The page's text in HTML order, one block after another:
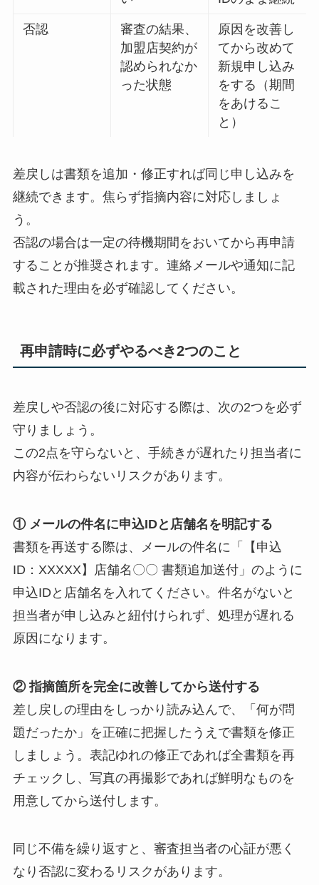
否認
審査の結果、
加盟店契約が
認められなか
った状態
原因を改善し
てから改めて
新規申し込み
をする（期間
をあけるこ
と）
差戻しは書類を追加・修正すれば同じ申し込みを
継続できます。焦らず指摘内容に対応しましょ
う。
否認の場合は一定の待機期間をおいてから再申請
することが推奨されます。連絡メールや通知に記
載された理由を必ず確認してください。
再申請時に必ずやるべき2つのこと
差戻しや否認の後に対応する際は、次の2つを必ず
守りましょう。
この2点を守らないと、手続きが遅れたり担当者に
内容が伝わらないリスクがあります。
① メールの件名に申込IDと店舗名を明記する
書類を再送する際は、メールの件名に「【申込
ID：XXXXX】店舗名〇〇 書類追加送付」のように
申込IDと店舗名を入れてください。件名がないと
担当者が申し込みと紐付けられず、処理が遅れる
原因になります。
② 指摘箇所を完全に改善してから送付する
差し戻しの理由をしっかり読み込んで、「何が問
題だったか」を正確に把握したうえで書類を修正
しましょう。表記ゆれの修正であれば全書類を再
チェックし、写真の再撮影であれば鮮明なものを
用意してから送付します。
同じ不備を繰り返すと、審査担当者の心証が悪く
なり否認に変わるリスクがあります。